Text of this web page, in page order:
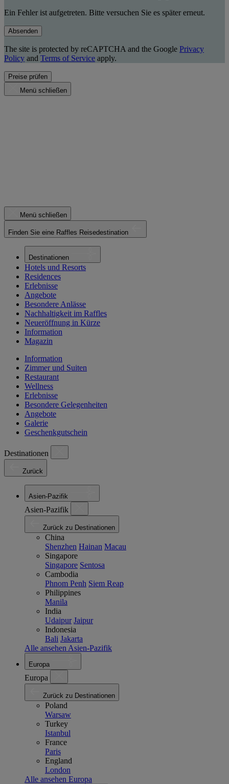
Ein Fehler ist aufgetreten. Bitte versuchen Sie es später erneut.
Absenden
The site is protected by reCAPTCHA and the Google Privacy
Policy and Terms of Service apply.
Preise prüfen
Menü schließen
Menü schließen
Finden Sie eine Raffles Reisedestination
Destinationen
Hotels und Resorts
Residences
Erlebnisse
Angebote
Besondere Anlässe
Nachhaltigkeit im Raffles
Neueröffnung in Kürze
Information
Magazin
Information
Zimmer und Suiten
Restaurant
Wellness
Erlebnisse
Besondere Gelegenheiten
Angebote
Galerie
Geschenkgutschein
Destinationen
Zurück
Asien-Pazifik
Asien-Pazifik
Zurück zu Destinationen
China
Shenzhen Hainan Macau
Singapore
Singapore Sentosa
Cambodia
Phnom Penh Siem Reap
Philippines
Manila
India
Udaipur Jaipur
Indonesia
Bali Jakarta
Alle ansehen Asien-Pazifik
Europa
Europa
Zurück zu Destinationen
Poland
Warsaw
Turkey
Istanbul
France
Paris
England
London
Alle ansehen Europa